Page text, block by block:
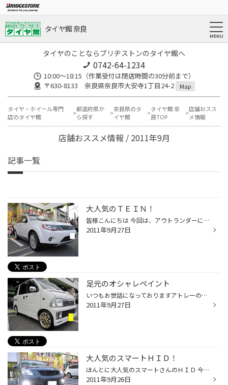
タイヤ館 奈良
タイヤのことならブリヂストンのタイヤ館へ
0742-64-1234
10:00～18:15（作業受付は閉店時間の30分前まで）
〒630-8133 奈良県奈良市大安寺1丁目24-2
Map
タイヤ・ホイール専門
店のタイヤ館
都道府県か
ら探す
奈良県のタ
イヤ館
タイヤ館 奈
良TOP
店舗おスス
メ情報
店舗おススメ情報 / 2011年9月
記事一覧
大人気のＴＥＩＮ！
皆様こんにちは 今回は、アウトランダーにＴＥＩＮのストリートベイシスの装着です。 もともとＳＵＶタイプの車両なので車高がとっても高いですね 少しスタイリッシュに車高が落ちていい感じです。 今のところは基準での車高ですが まだまだ車高はダウンできますので 乗用車なみの高さにも出来ますね
2011年9月27日
足元のオシャレペイント
いつもお世話になっておりますアトレーのご紹介です。 前回はボディーコーティングでご紹介いたしましたが 今回は、ブレーキとブレーキローターを黄色にペイントいたしました。 ホイールが、金色のなので色のバランスがいい感じですｗｗ こういったワンポイントは女性オーナーならではですね！
2011年9月27日
大人気のスマートＨＩＤ！
ほんとに大人気のスマートさんのＨＩＤ 今回は、フォグライトに35Ｗ 6000Ｋを装着させていただきました。 もともとＰＩＡＡさんの25Ｗが装着されておりましたが 明るさ重視ともありまして 今回 スマートさんを選んでいただきました！ 明るさもバツグン！ めっちゃオススメですね！
2011年9月26日